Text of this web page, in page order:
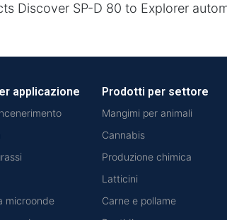
Discover SP-D 80 to Explorer
applicazione
microonde
Prodotti per settore
Mangimi per animali
Cannabis
Produzione chimica
Latticini
Carne e pollame